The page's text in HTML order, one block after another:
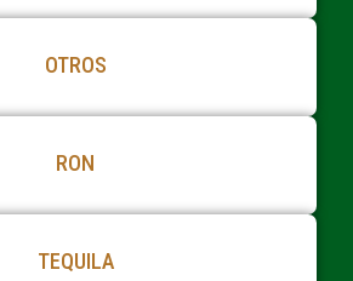
OTROS
RON
TEQUILA